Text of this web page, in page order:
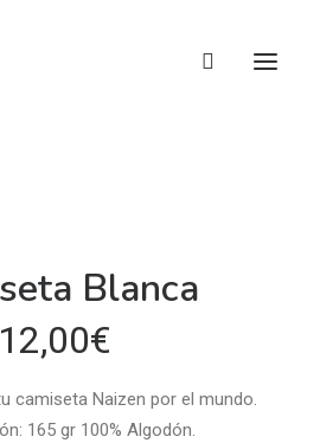
y Materiales
EUS
Blanca
12,00€
camiseta Naizen por el mundo.
165 gr 100% Algodón.